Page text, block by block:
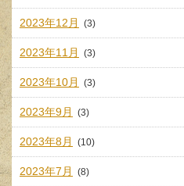
2023年12月 (3)
2023年11月 (3)
2023年10月 (3)
2023年9月 (3)
2023年8月 (10)
2023年7月 (8)